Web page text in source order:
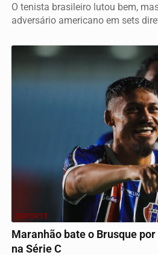
O tenista brasileiro lutou bem,
adversário americano em sets
ESPORTE
Maranhão bate o Brusque
na Série C